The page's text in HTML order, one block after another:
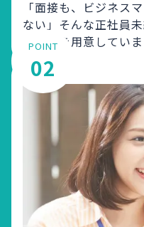
「面接も、ビジネス
ない」 そんな正社員
践講座を用意していま
POINT
02